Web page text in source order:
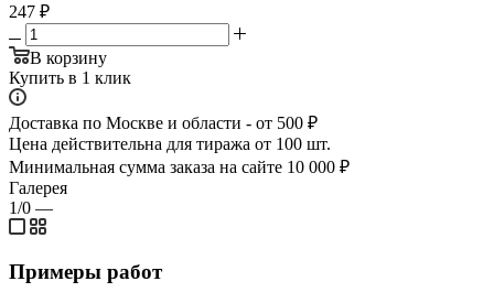
247 ₽
В корзину
Купить в 1 клик
Доставка по Москве и области - от 500 ₽
Цена действительна для тиража от 100 шт.
Минимальная сумма заказа на сайте 10 000 ₽
Галерея
1/0 —
Примеры работ